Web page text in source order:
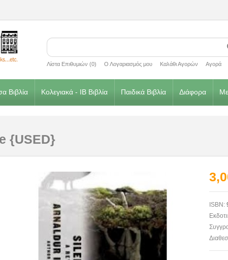
Λίστα Επιθυμιών (0) Ο Λογαριασμός μου Καλάθι Αγορών Αγορά
Βιβλία Κολεγιακά - IB Βιβλία Παιδικά Βιβλία Διάφορα
{USED}
ISBN: